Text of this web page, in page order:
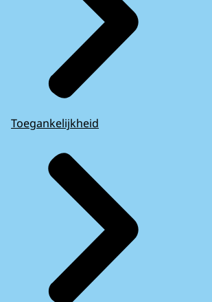
Toegankelijkheid